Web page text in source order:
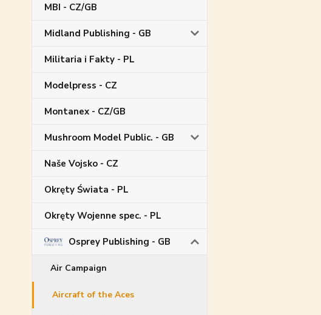
MBI - CZ/GB
Midland Publishing - GB
Militaria i Fakty - PL
Modelpress - CZ
Montanex - CZ/GB
Mushroom Model Public. - GB
Naše Vojsko - CZ
Okręty Świata - PL
Okręty Wojenne spec. - PL
Osprey Publishing - GB
Air Campaign
Aircraft of the Aces